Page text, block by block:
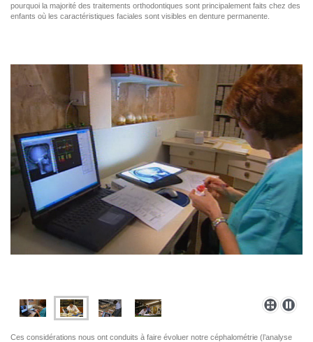
pourquoi la majorité des traitements orthodontiques sont principalement faits chez des
enfants où les caractéristiques faciales sont visibles en denture permanente.
Ces considérations nous ont conduits à faire évoluer notre céphalométrie (l’analyse